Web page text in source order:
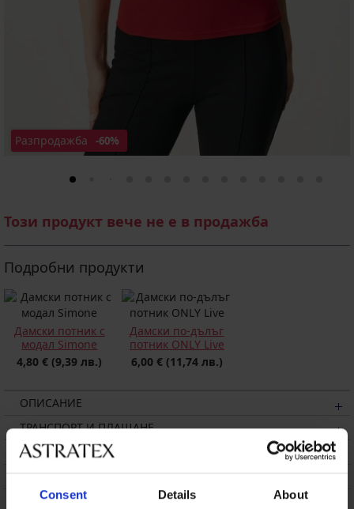
Consent Details About
Разпродажба -60%
Този продукт вече не е в продажба
Подробни продукти
Дамски потник с
модал Simone
4,80 € (9,39 лв.)
Дамски по-дълъг
потник ONLY Live
6,00 € (11,74 лв.)
ОПИСАНИЕ
ТРАНСПОРТ И ПЛАЩАНЕ
СМЯНА
ПОДДРЪЖКА И ПРАНЕ
ЗА МАРКАТА